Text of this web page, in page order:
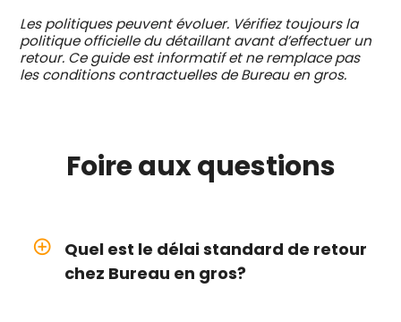
Les politiques peuvent évoluer. Vérifiez toujours la
politique officielle du détaillant avant d’effectuer un
retour. Ce guide est informatif et ne remplace pas
les conditions contractuelles de Bureau en gros.
Foire auxquestions
add_circle_outline
Quel est le délai standard de retour
chez Bureau en gros?